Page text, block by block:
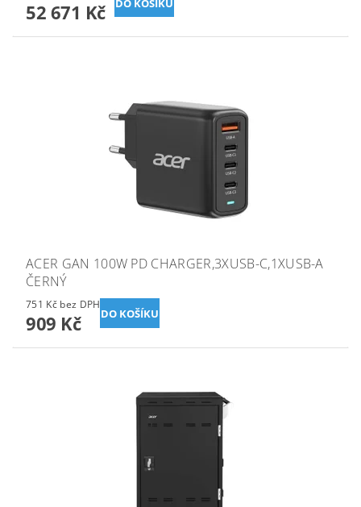
52 671 Kč
ACER GAN 100W PD CHARGER,3XUSB-C,1XUSB-A
ČERNÝ
751 Kč bez DPH
909 Kč